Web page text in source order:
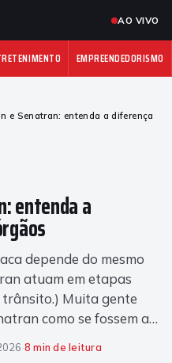
AO VIVO
EMPREENDEDORISMO
e Senatran: entenda a diferença
entenda a
depende do mesmo
atuam em etapas
Muita gente
como se fossem a…
·8 min de leitura